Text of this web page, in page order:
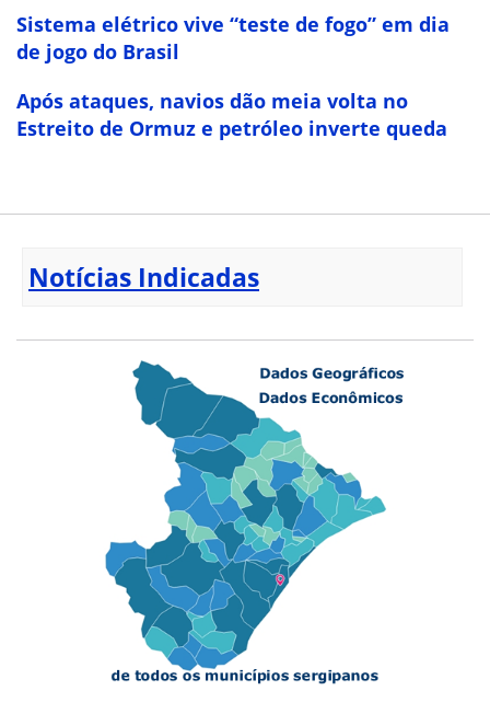
Sistema elétrico vive “teste de fogo” em dia
de jogo do Brasil
Após ataques, navios dão meia volta no
Estreito de Ormuz e petróleo inverte queda
Notícias Indicadas